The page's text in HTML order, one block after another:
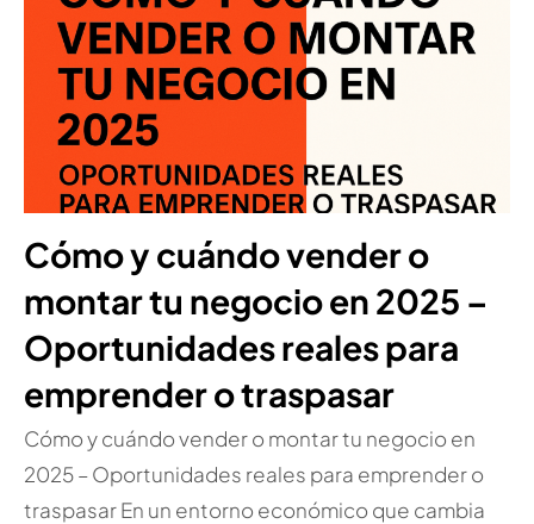
Cómo y cuándo vender o
montar tu negocio en 2025 –
Oportunidades reales para
emprender o traspasar
Cómo y cuándo vender o montar tu negocio en
2025 – Oportunidades reales para emprender o
traspasar En un entorno económico que cambia